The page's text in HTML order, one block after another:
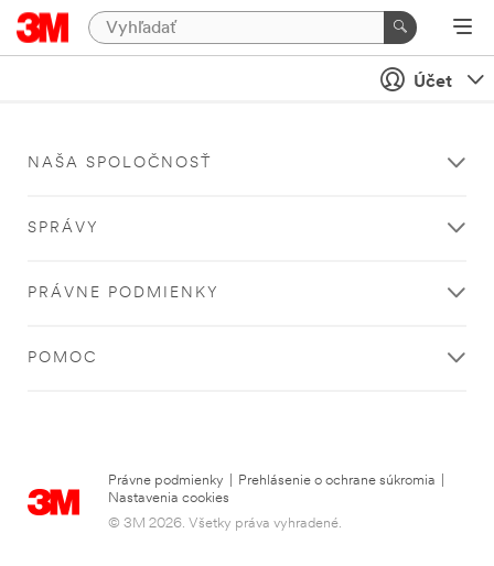
Účet
NAŠA SPOLOČNOSŤ
SPRÁVY
PRÁVNE PODMIENKY
POMOC
Právne podmienky Prehlásenie o ochrane súkromia
Nastavenia cookies
© 3M 2026. Všetky práva vyhradené.